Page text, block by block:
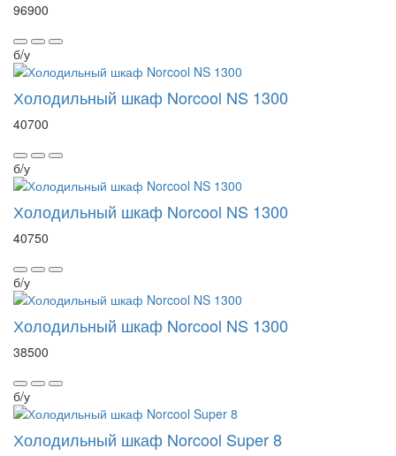
96900
б/у
Холодильный шкаф Norcool NS 1300
40700
б/у
Холодильный шкаф Norcool NS 1300
40750
б/у
Холодильный шкаф Norcool NS 1300
38500
б/у
Холодильный шкаф Norcool Super 8